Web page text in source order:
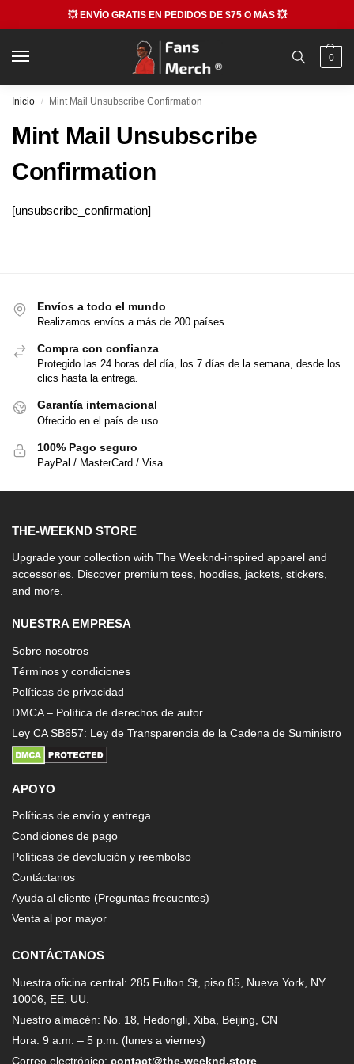
💥 ENVÍO GRATIS EN PEDIDOS DE $75 O MÁS 💥
0
Inicio / Mint Mail Unsubscribe Confirmation
Mint Mail Unsubscribe
Confirmation
[unsubscribe_confirmation]
Envíos a todo el mundo
Realizamos envíos a más de 200 países.
Compra con confianza
Protegido las 24 horas del día, los 7 días de la semana, desde los
clics hasta la entrega.
Garantía internacional
Ofrecido en el país de uso.
100% Pago seguro
PayPal / MasterCard / Visa
THE-WEEKND STORE
Upgrade your collection with The Weeknd-inspired apparel and
accessories. Discover premium tees, hoodies, jackets, stickers,
and more.
NUESTRA EMPRESA
Sobre nosotros
Términos y condiciones
Políticas de privacidad
DMCA – Política de derechos de autor
Ley CA SB657: Ley de Transparencia de la Cadena de Suministro
APOYO
Políticas de envío y entrega
Condiciones de pago
Políticas de devolución y reembolso
Contáctanos
Ayuda al cliente (Preguntas frecuentes)
Venta al por mayor
CONTÁCTANOS
Nuestra oficina central: 285 Fulton St, piso 85, Nueva York, NY
10006, EE. UU.
Nuestro almacén: No. 18, Hedongli, Xiba, Beijing, CN
Hora: 9 a.m. – 5 p.m. (lunes a viernes)
Correo electrónico: contact@the-weeknd.store